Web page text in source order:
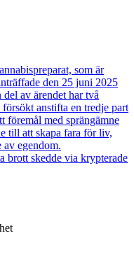
som är
den 25 juni 2025
av ärendet har två
anstifta en tredje part
föremål med sprängämne
till att skapa fara för liv,
av egendom.
brott skedde via krypterade